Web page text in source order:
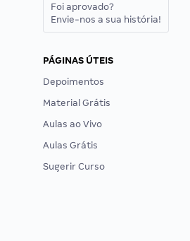
Foi aprovado?
Envie-nos a sua história!
PÁGINAS ÚTEIS
Depoimentos
Material Grátis
Aulas ao Vivo
Aulas Grátis
Sugerir Curso